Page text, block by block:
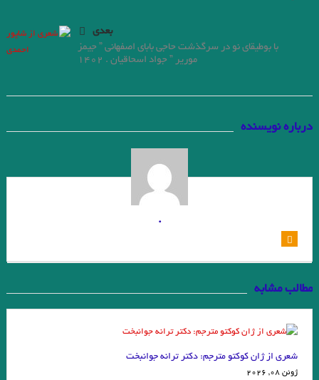
بعدی
با بوطیقای نو در سرگذشت حاجی بابای اصفهانی ” جیمز
موریر ” جواد اسحاقیان . ۱۴۰۲
درباره نویسنده
.
مطالب مشابه
شعری از ژان کوکتو مترجم: دکتر ترانه جوانبخت
ژوئن 08, 2026